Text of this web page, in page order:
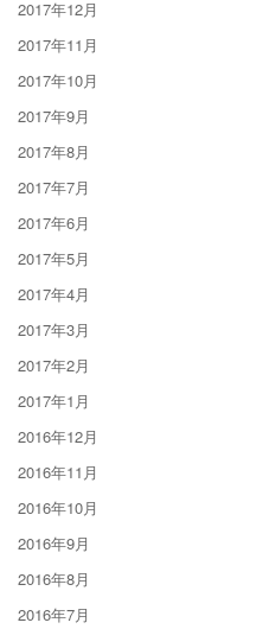
2017年12月
2017年11月
2017年10月
2017年9月
2017年8月
2017年7月
2017年6月
2017年5月
2017年4月
2017年3月
2017年2月
2017年1月
2016年12月
2016年11月
2016年10月
2016年9月
2016年8月
2016年7月